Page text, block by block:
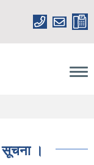
सूचना ।